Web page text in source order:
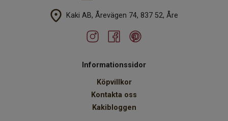
Kaki AB, Årevägen 74, 837 52, Åre
Informationssidor
Köpvillkor
Kontakta oss
Kakibloggen